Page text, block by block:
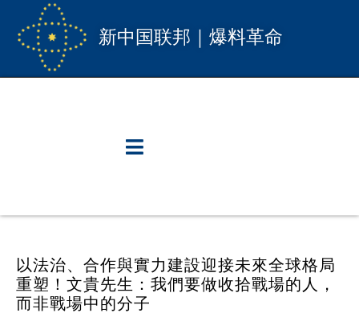
新中国联邦｜爆料革命
以法治、合作與實力建設迎接未來全球格局
重塑！文貴先生：我們要做收拾戰場的人，
而非戰場中的分子